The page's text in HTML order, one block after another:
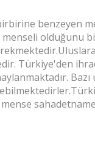
benzeyen
olduğunu
Türkiye'den
Bazı